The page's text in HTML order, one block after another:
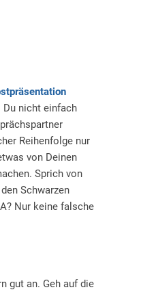
nicht einfach
Reihenfolge nur
von Deinen
Sprich von
Schwarzen
Nur keine falsche
gut an. Geh auf die